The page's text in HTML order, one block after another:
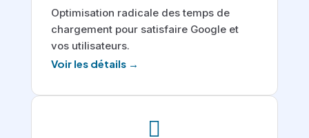
Optimisation radicale des temps de
chargement pour satisfaire Google et
vos utilisateurs.
Voir les détails →
